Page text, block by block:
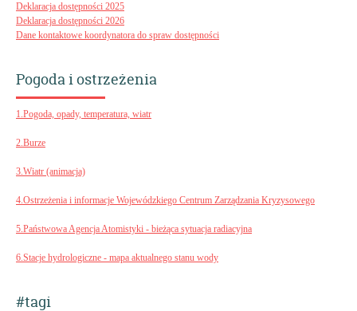
Deklaracja dostępności 2025
Deklaracja dostępności 2026
Dane kontaktowe koordynatora do spraw dostępności
Pogoda i ostrzeżenia
1.Pogoda, opady, temperatura, wiatr
2.Burze
3.Wiatr (animacja)
4.Ostrzeżenia i informacje Wojewódzkiego Centrum Zarządzania Kryzysowego
5.Państwowa Agencja Atomistyki - bieżąca sytuacja radiacyjna
6.Stacje hydrologiczne - mapa aktualnego stanu wody
#tagi